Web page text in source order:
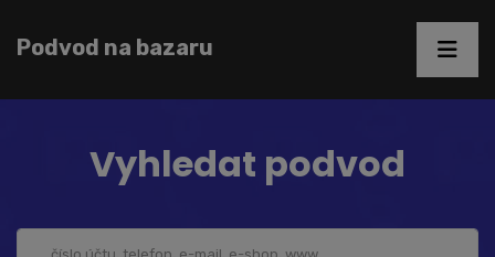
Podvod na bazaru
Vyhledat podvod